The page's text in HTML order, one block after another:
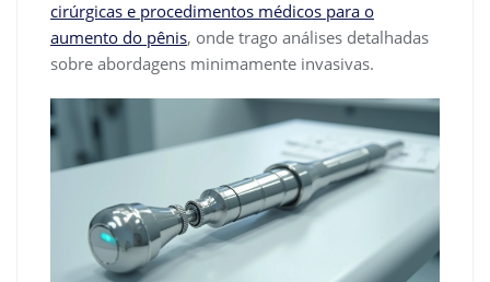
cirúrgicas e procedimentos médicos para o
aumento do pênis, onde trago análises detalhadas
sobre abordagens minimamente invasivas.